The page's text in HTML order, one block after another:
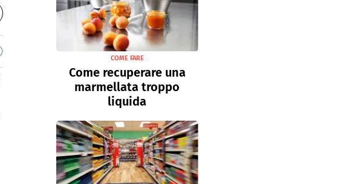
COME FARE
Come recuperare una
marmellata troppo
liquida